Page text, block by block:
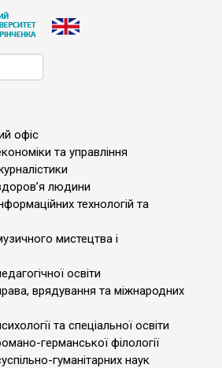
офіс
та управління
людини
технологій та
мистецтва і
освіти
врядування та міжнародних
та спеціальної освіти
германської філології
гуманітарних наук